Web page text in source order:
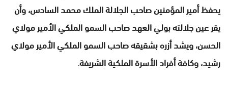
يحفظ أمير المؤمنين صاحب الجلالة الملك محمد السادس، وأن
يقر عين جلالته بولي العهد صاحب السمو الملكي الأمير مولاي
الحسن، ويشد أزره بشقيقه صاحب السمو الملكي الأمير مولاي
رشيد، وكافة أفراد الأسرة الملكية الشريفة.